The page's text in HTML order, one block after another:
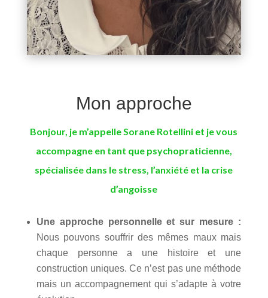
Mon approche
Bonjour, je m’appelle Sorane Rotellini et je vous
accompagne en tant que psychopraticienne,
spécialisée dans le stress, l’anxiété et la crise
d’angoisse
Une approche personnelle et sur mesure :
Nous pouvons souffrir des mêmes maux mais
chaque personne a une histoire et une
construction uniques. Ce n’est pas une méthode
mais un accompagnement qui s’adapte à votre